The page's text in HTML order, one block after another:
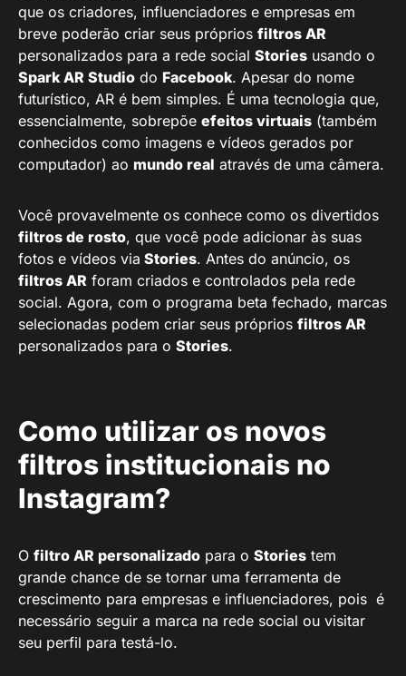
que os criadores, influenciadores e empresas em
breve poderão criar seus próprios filtros AR
personalizados para a rede social Stories usando o
Spark AR Studio do Facebook. Apesar do nome
futurístico, AR é bem simples. É uma tecnologia que,
essencialmente, sobrepõe efeitos virtuais (também
conhecidos como imagens e vídeos gerados por
computador) ao mundo real através de uma câmera.
Você provavelmente os conhece como os divertidos
filtros de rosto, que você pode adicionar às suas
fotos e vídeos via Stories. Antes do anúncio, os
filtros AR foram criados e controlados pela rede
social. Agora, com o programa beta fechado, marcas
selecionadas podem criar seus próprios filtros AR
personalizados para o Stories.
Como utilizar os novos
filtros institucionais no
Instagram?
O filtro AR personalizado para o Stories tem
grande chance de se tornar uma ferramenta de
crescimento para empresas e influenciadores, pois é
necessário seguir a marca na rede social ou visitar
seu perfil para testá-lo.